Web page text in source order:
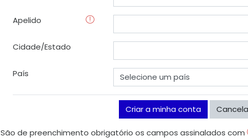
Apelido
Cidade/Estado
País
São de preenchimento obrigatório os campos assinalados com